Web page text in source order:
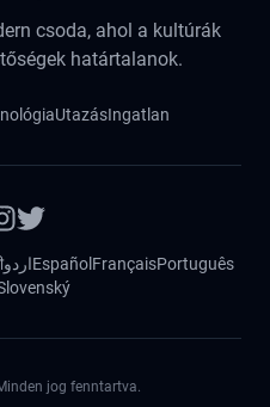
csoda, ahol a kultúrák
határtalanok.
UtazásIngatlan
اردوEspañol FrançaisPortuguês
jog fenntartva.